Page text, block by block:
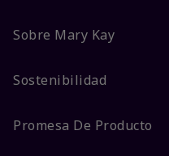
Sobre Mary Kay
Sostenibilidad
Promesa De Producto